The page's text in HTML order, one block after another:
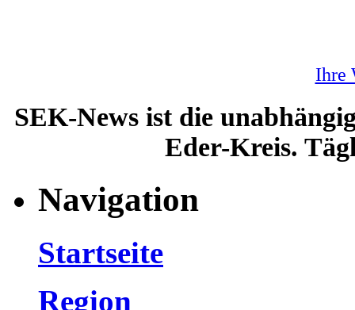
Ihre
SEK-News ist die
Eder-Kreis.
Navigation
Startseite
Region